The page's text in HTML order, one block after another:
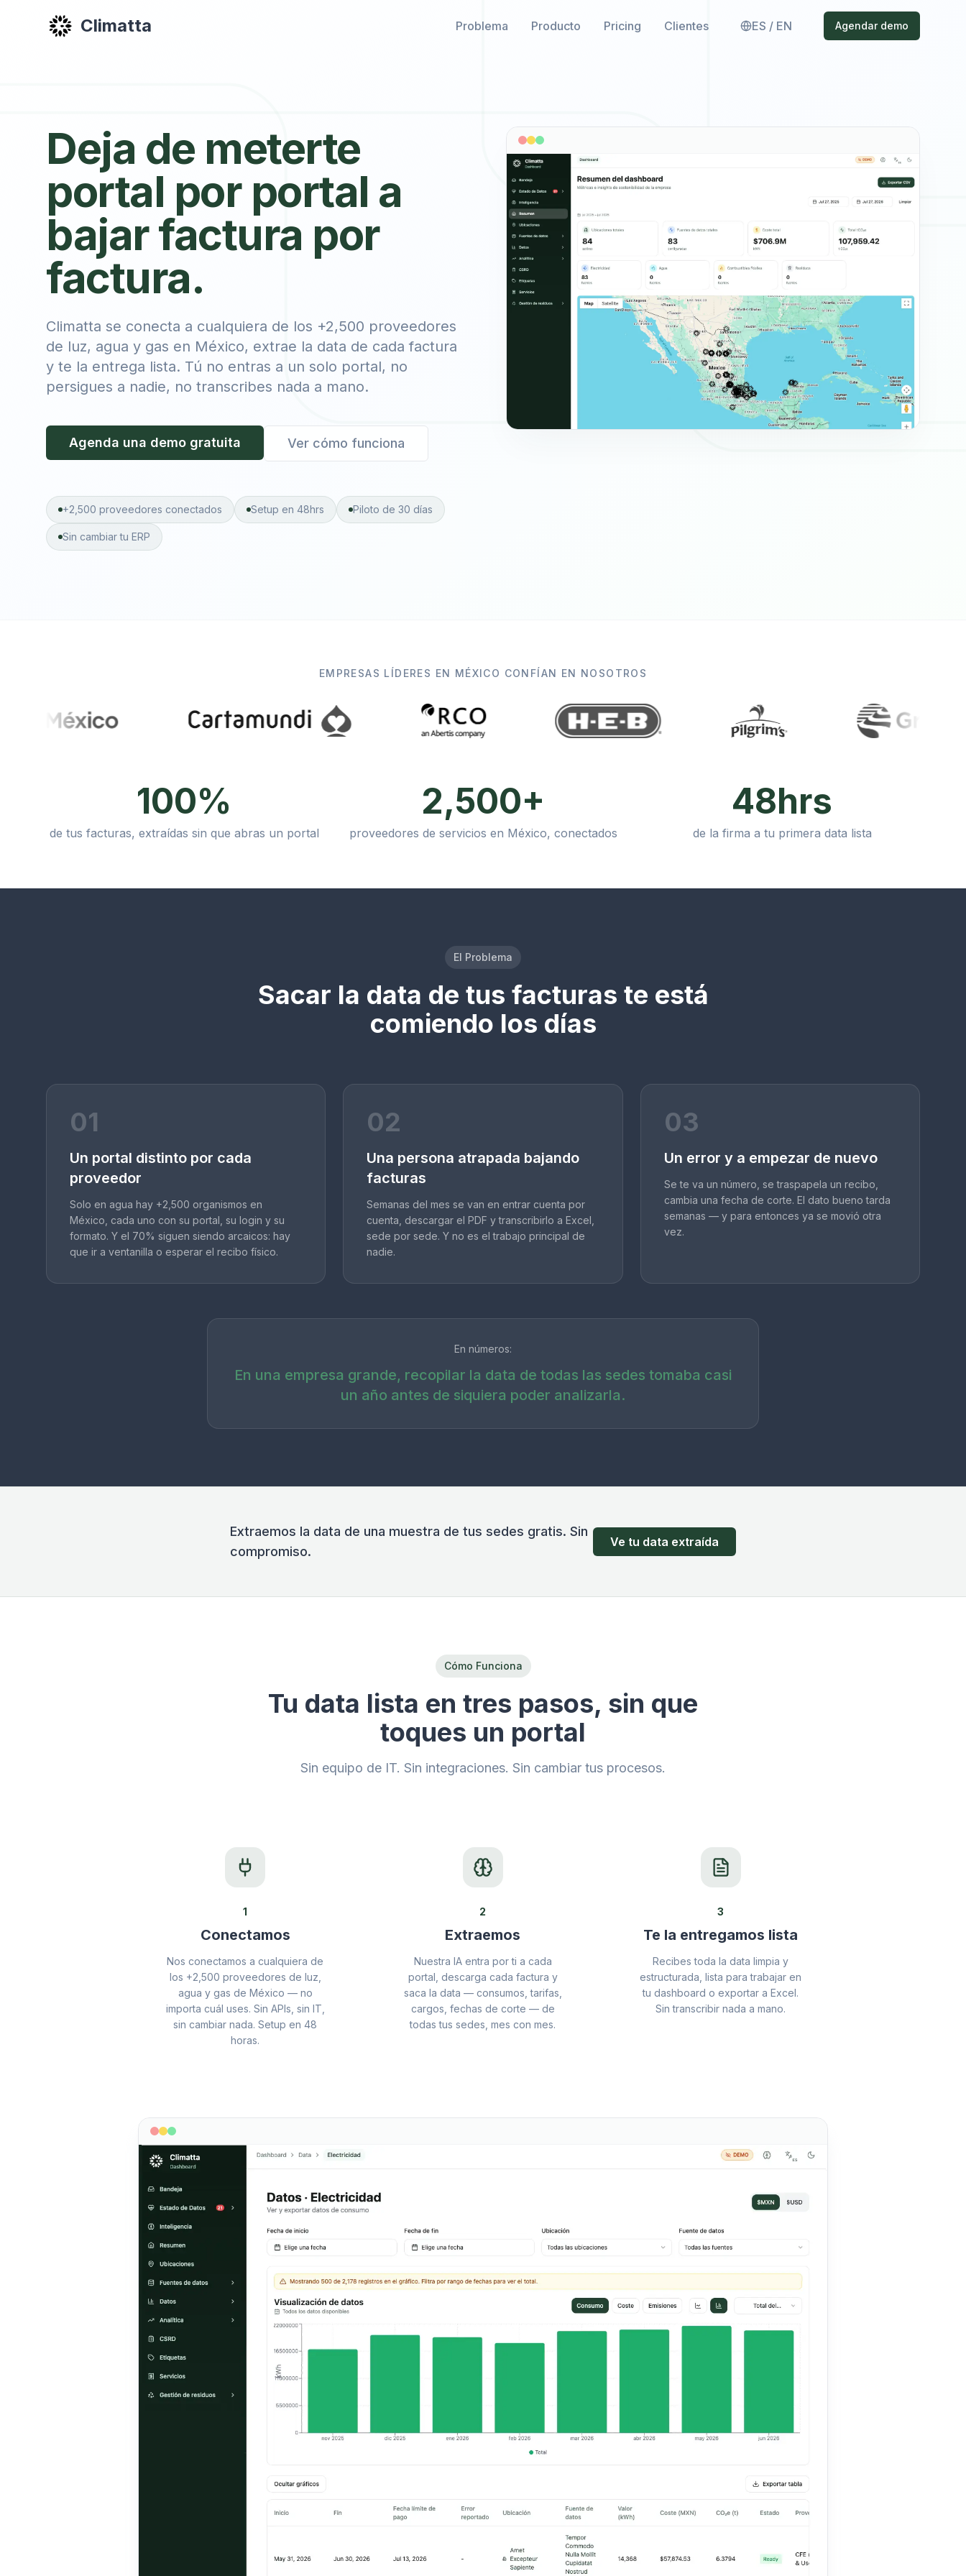
Climatta Problema Producto Pricing Clientes ES / EN Agendar demo
Deja de meterte
portal por portal a
bajar factura por
factura.
Climatta se conecta a cualquiera de los +2,500 proveedores
de luz, agua y gas en México, extrae la data de cada factura
y te la entrega lista. Tú no entras a un solo portal, no
persigues a nadie, no transcribes nada a mano.
Agenda una demo gratuita Ver cómo funciona
+2,500 proveedores conectados Setup en 48hrs Piloto de 30 días
Sin cambiar tu ERP
EMPRESAS LÍDERES EN MÉXICO CONFÍAN EN NOSOTROS
100%
de tus facturas, extraídas sin que abras un portal
2,500+
proveedores de servicios en México, conectados
48hrs
de la firma a tu primera data lista
El Problema
Sacar la data de tus facturas te está
comiendo los días
01
Un portal distinto por cada
proveedor
Solo en agua hay +2,500 organismos en
México, cada uno con su portal, su login y su
formato. Y el 70% siguen siendo arcaicos: hay
que ir a ventanilla o esperar el recibo físico.
02
Una persona atrapada bajando
facturas
Semanas del mes se van en entrar cuenta por
cuenta, descargar el PDF y transcribirlo a Excel,
sede por sede. Y no es el trabajo principal de
nadie.
03
Un error y a empezar de nuevo
Se te va un número, se traspapela un recibo,
cambia una fecha de corte. El dato bueno tarda
semanas — y para entonces ya se movió otra
vez.
En números:
En una empresa grande, recopilar la data de todas las sedes tomaba casi
un año antes de siquiera poder analizarla.
Extraemos la data de una muestra de tus sedes gratis. Sin
compromiso.
Ve tu data extraída
Cómo Funciona
Tu data lista en tres pasos, sin que
toques un portal
Sin equipo de IT. Sin integraciones. Sin cambiar tus procesos.
1
Conectamos
Nos conectamos a cualquiera de
los +2,500 proveedores de luz,
agua y gas de México — no
importa cuál uses. Sin APIs, sin IT,
sin cambiar nada. Setup en 48
horas.
2
Extraemos
Nuestra IA entra por ti a cada
portal, descarga cada factura y
saca la data — consumos, tarifas,
cargos, fechas de corte — de
todas tus sedes, mes con mes.
3
Te la entregamos lista
Recibes toda la data limpia y
estructurada, lista para trabajar en
tu dashboard o exportar a Excel.
Sin transcribir nada a mano.